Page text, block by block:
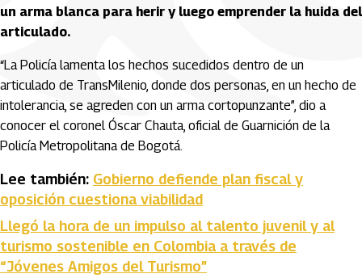
un arma blanca para herir y luego emprender la huida del
articulado.
“La Policía lamenta los hechos sucedidos dentro de un
articulado de TransMilenio, donde dos personas, en un hecho de
intolerancia, se agreden con un arma cortopunzante”, dio a
conocer el coronel Óscar Chauta, oficial de Guarnición de la
Policía Metropolitana de Bogotá.
Lee también: Gobierno defiende plan fiscal y
oposición cuestiona viabilidad
Llegó la hora de un impulso al talento juvenil y al
turismo sostenible en Colombia a través de
“Jóvenes Amigos del Turismo”